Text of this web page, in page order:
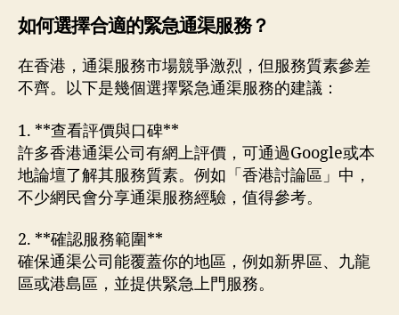
如何選擇合適的緊急通渠服務？
在香港，通渠服務市場競爭激烈，但服務質素參差
不齊。以下是幾個選擇緊急通渠服務的建議：
1. **查看評價與口碑**
許多香港通渠公司有網上評價，可通過Google或本
地論壇了解其服務質素。例如「香港討論區」中，
不少網民會分享通渠服務經驗，值得參考。
2. **確認服務範圍**
確保通渠公司能覆蓋你的地區，例如新界區、九龍
區或港島區，並提供緊急上門服務。